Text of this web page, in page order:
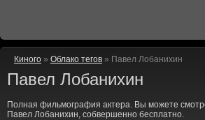
Киного » Облако тегов » Павел Лобанихин
Павел Лобанихин
Полная фильмография актера. Вы можете
Павел Лобанихин, собвершенно бесплатно.